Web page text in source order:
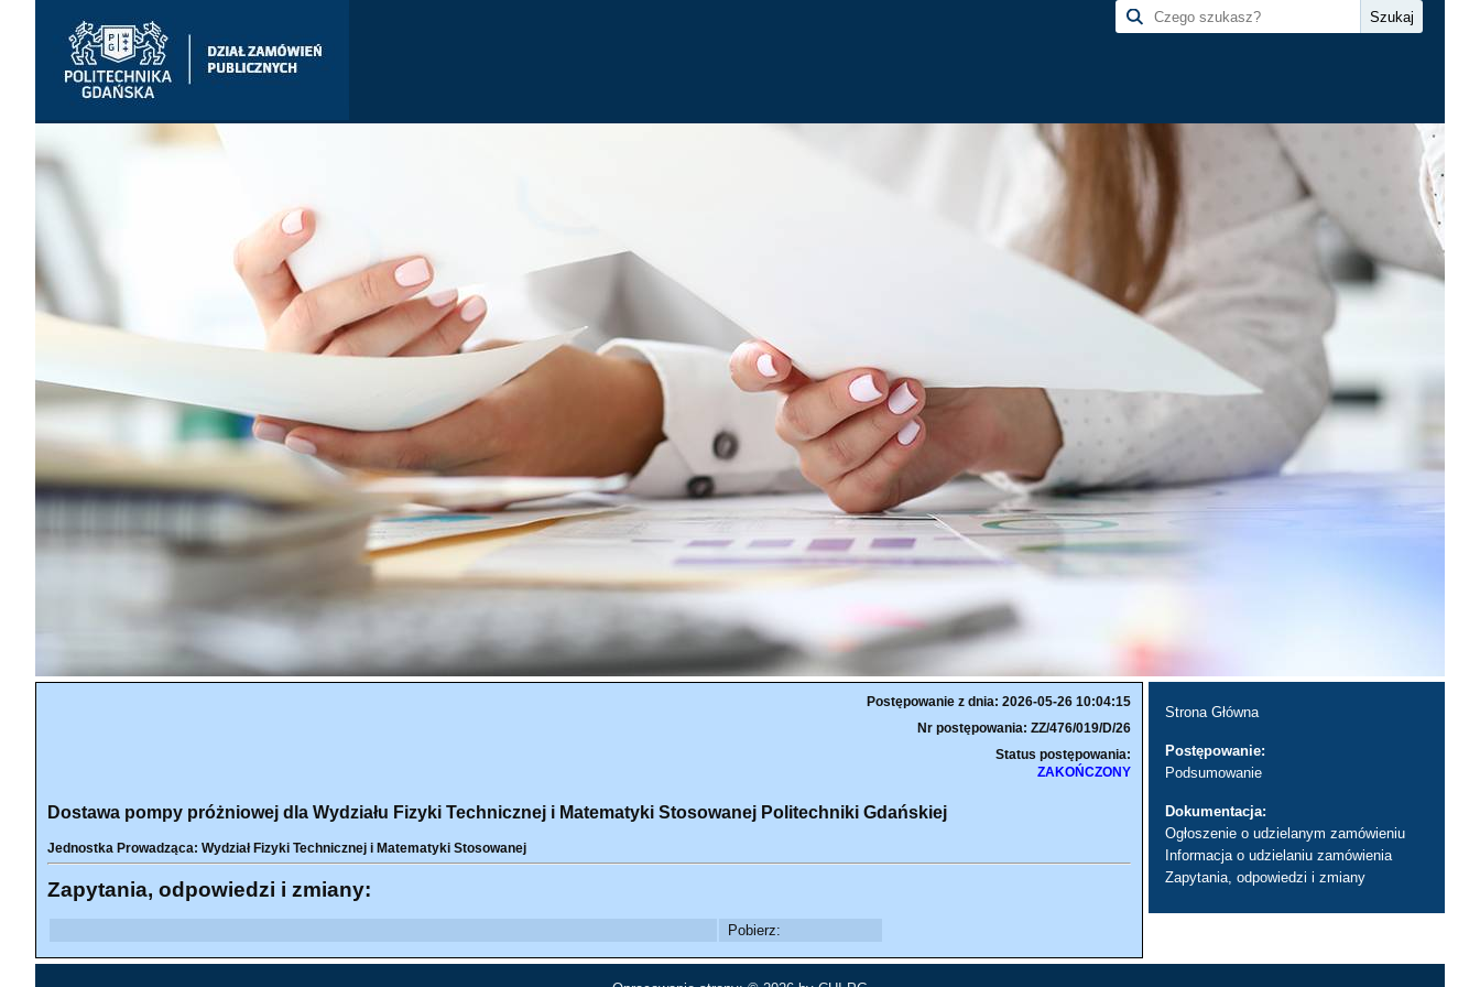
Postępowanie z dnia: 2026-05-26 10:04:15
Nr postępowania: ZZ/476/019/D/26
Status postępowania:
ZAKOŃCZONY
Dostawa pompy próżniowej dla Wydziału Fizyki Technicznej i Matematyki Stosowanej Politechniki Gdańskiej
Jednostka Prowadząca: Wydział Fizyki Technicznej i Matematyki Stosowanej
Zapytania, odpowiedzi i zmiany:
Pobierz:
Strona Główna
Postępowanie:
Podsumowanie
Dokumentacja:
Ogłoszenie o udzielanym zamówieniu
Informacja o udzielaniu zamówienia
Zapytania, odpowiedzi i zmiany